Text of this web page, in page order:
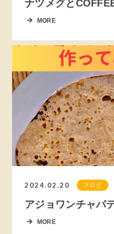
ナツメグと
MORE
2024.02.20 ブログ
アジョワンチャパ
MORE